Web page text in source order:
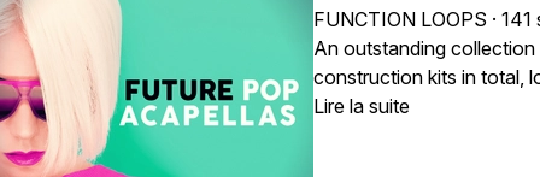
FUNCTION LOOPS ·
An outstanding collection
construction kits in total,
demo is included! All content is 100% Royalty-Free. Content
Lire la suite